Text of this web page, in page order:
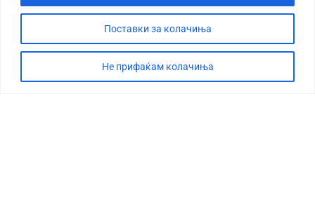
Поставки за колачиња
Не прифаќам колачиња
ДЕБАТА